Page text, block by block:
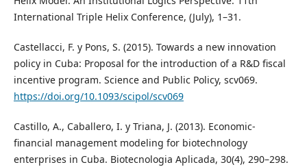
International Triple Helix Conference, (July), 1–31.
Castellacci, F. y Pons, S. (2015). Towards a new innovation
policy in Cuba: Proposal for the introduction of a R&D fiscal
incentive program. Science and Public Policy, scv069.
https://doi.org/10.1093/scipol/scv069
Castillo, A., Caballero, I. y Triana, J. (2013). Economic-
financial management modeling for biotechnology
enterprises in Cuba. Biotecnologia Aplicada, 30(4), 290–298.